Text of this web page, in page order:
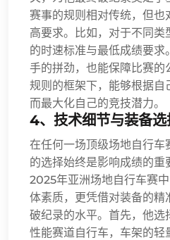
赛事的规则相对传统，但也
高要求。比如，对于不同类
的时速标准与最低成绩要
手的拼劲，也能保障比赛的
规则的框架下，能够根据自
而最大化自己的竞技潜力。
4、技术细节与装备选
在任何一场顶级场地自行车
的选择始终是影响成绩的重
2025年亚洲场地自行车赛
体素质，更凭借对装备的精
破纪录的水平。首先，他选
性能赛道自行车，车架的轻